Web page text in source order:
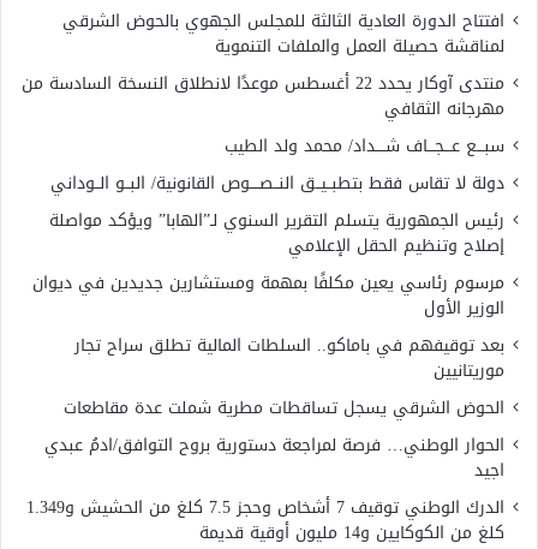
افتتاح الدورة العادية الثالثة للمجلس الجهوي بالحوض الشرقي
لمناقشة حصيلة العمل والملفات التنموية
منتدى آوكار يحدد 22 أغسطس موعدًا لانطلاق النسخة السادسة من
مهرجانه الثقافي
سبـــع عـــجـــاف شــــداد/ محمد ولد الطيب
دولة لا تقاس فقط بتطبــيــق النــصــــوص القانونية/ البــو الــوداني
رئيس الجمهورية يتسلم التقرير السنوي لـ”الهابا” ويؤكد مواصلة
إصلاح وتنظيم الحقل الإعلامي
مرسوم رئاسي يعين مكلفًا بمهمة ومستشارين جديدين في ديوان
الوزير الأول
بعد توقيفهم في باماكو.. السلطات المالية تطلق سراح تجار
موريتانيين
الحوض الشرقي يسجل تساقطات مطرية شملت عدة مقاطعات
الحوار الوطني… فرصة لمراجعة دستورية بروح التوافق/ادمُ عبدي
اجيد
الدرك الوطني توقيف 7 أشخاص وحجز 7.5 كلغ من الحشيش و1.349
كلغ من الكوكايين و14 مليون أوقية قديمة